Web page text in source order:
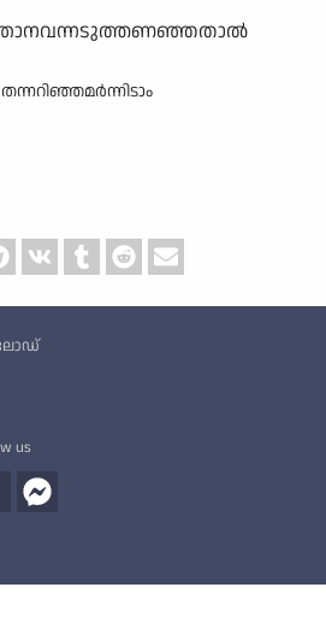
ഞാനവന്നടുത്തണഞ്ഞതാൽ
us